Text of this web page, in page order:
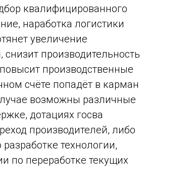
квалифицированного
наработка логистики
увеличение
производительность
производственные
счёте попадёт в карман
возможны различные
дотациях госва
производителей, либо
технологии,
по переработке текущих